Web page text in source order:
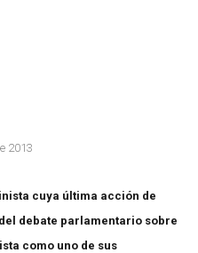
2013
cuya última acción de
debate parlamentario sobre
como uno de sus